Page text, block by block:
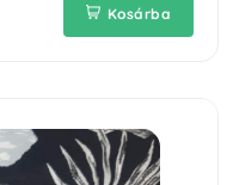
Kosárba